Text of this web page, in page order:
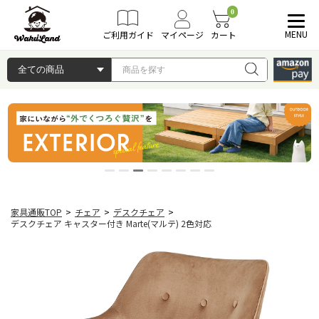
ご利用ガイド マイページ
0
カート MENU
家具通販TOP > チェア > デスクチェア >
デスクチェア キャスター付き Marte(マルテ) 2色対応